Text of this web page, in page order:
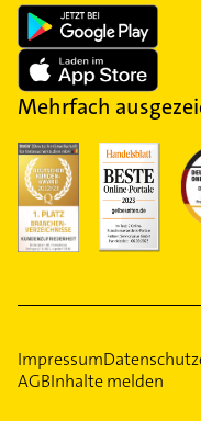
Mehrfach
Impressum
AGBInhalte melden